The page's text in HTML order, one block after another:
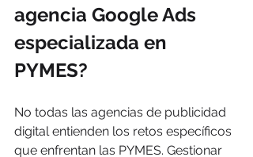
agencia Google Ads
especializada en
PYMES?
No todas las agencias de publicidad
digital entienden los retos específicos
que enfrentan las PYMES. Gestionar